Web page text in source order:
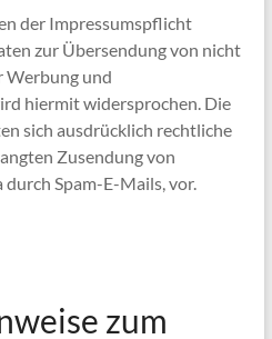
der Impressumspflicht
zur Übersendung von nicht
Werbung und
hiermit widersprochen. Die
sich ausdrücklich rechtliche
Zusendung von
Spam-E-Mails, vor.
zum